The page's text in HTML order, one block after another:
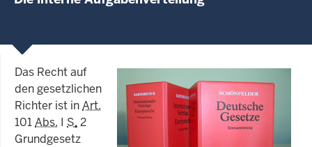
Das Recht auf
den gesetzlichen
Richter ist inArt.
101Abs. I S. 2
Grundgesetz